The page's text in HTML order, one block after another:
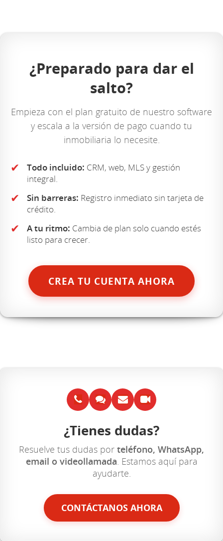
¿Preparado para dar el
salto?
Empieza con el plan gratuito de nuestro software
y escala a la versión de pago cuando tu
inmobiliaria lo necesite.
✔ Todo incluido: CRM, web, MLS y gestión
integral.
✔ Sin barreras: Registro inmediato sin tarjeta de
crédito.
✔ A tu ritmo: Cambia de plan solo cuando estés
listo para crecer.
CREA TU CUENTA AHORA
¿Tienes dudas?
Resuelve tus dudas por teléfono, WhatsApp,
email o videollamada. Estamos aquí para
ayudarte.
CONTÁCTANOS AHORA